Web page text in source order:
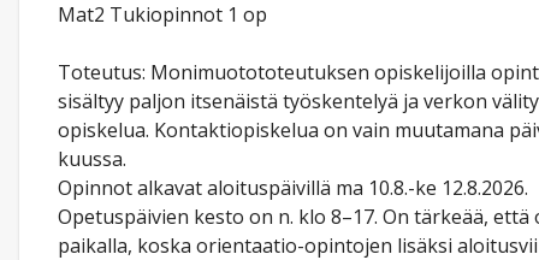
Mat2 Tukiopinnot 1 op
Toteutus: Monimuotototeutuksen opiskelijoilla
sisältyy paljon itsenäistä työskentelyä ja verkon
opiskelua. Kontaktiopiskelua on vain muutamana
kuussa.
Opinnot alkavat aloituspäivillä ma 10.8.-ke 12.8.2026.
Opetuspäivien kesto on n. klo 8–17. On tärkeää, että
paikalla, koska orientaatio-opintojen lisäksi